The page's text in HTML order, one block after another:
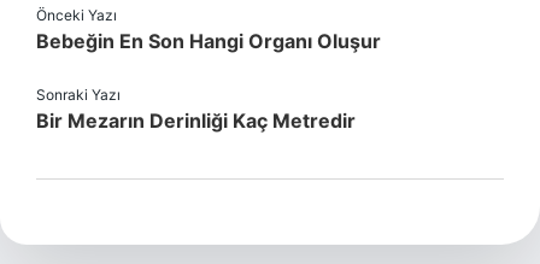
Önceki Yazı
Bebeğin En Son Hangi Organı Oluşur
Sonraki Yazı
Bir Mezarın Derinliği Kaç Metredir